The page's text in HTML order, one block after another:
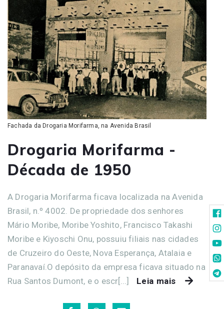
Fachada da Drogaria Morifarma, na Avenida Brasil
Drogaria Morifarma -
Década de 1950
A Drogaria Morifarma ficava localizada na Avenida
Brasil, n.º 4002. De propriedade dos senhores
Mário Moribe, Moribe Yoshito, Francisco Takashi
Moribe e Kiyoschi Onu, possuiu filiais nas cidades
de Cruzeiro do Oeste, Nova Esperança, Atalaia e
Paranavaí.O depósito da empresa ficava situado na
Rua Santos Dumont, e o escr[...]
Leia mais